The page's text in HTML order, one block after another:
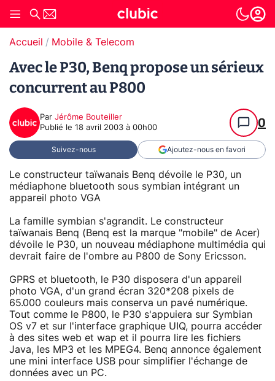
Accueil Mobile & Telecom
Avec le P30, Benq propose un sérieux
concurrent au P800
Par Jérôme Bouteiller
Publié le 18 avril 2003 à 00h00 0
Suivez-nous Ajoutez-nous en favori
Le constructeur taïwanais Benq dévoile le P30, un
médiaphone bluetooth sous symbian intégrant un
appareil photo VGA
La famille symbian s'agrandit. Le constructeur
taïwanais Benq (Benq est la marque "mobile" de Acer)
dévoile le P30, un nouveau médiaphone multimédia qui
devrait faire de l'ombre au P800 de Sony Ericsson.
GPRS et bluetooth, le P30 disposera d'un appareil
photo VGA, d'un grand écran 320*208 pixels de
65.000 couleurs mais conserva un pavé numérique.
Tout comme le P800, le P30 s'appuiera sur Symbian
OS v7 et sur l'interface graphique UIQ, pourra accéder
à des sites web et wap et il pourra lire les fichiers
Java, les MP3 et les MPEG4. Benq annonce également
une mini interface USB pour simplifier l'échange de
données avec un PC.